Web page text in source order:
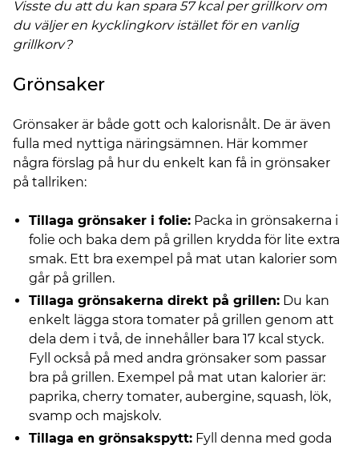
Visste du att du kan spara 57 kcal per grillkorv om
du väljer en kycklingkorv istället för en vanlig
grillkorv?
Grönsaker
Grönsaker är både gott och kalorisnålt. De är även
fulla med nyttiga näringsämnen. Här kommer
några förslag på hur du enkelt kan få in grönsaker
på tallriken:
Tillaga grönsaker i folie: Packa in grönsakerna i
folie och baka dem på grillen krydda för lite extra
smak. Ett bra exempel på mat utan kalorier som
går på grillen.
Tillaga grönsakerna direkt på grillen: Du kan
enkelt lägga stora tomater på grillen genom att
dela dem i två, de innehåller bara 17 kcal styck.
Fyll också på med andra grönsaker som passar
bra på grillen. Exempel på mat utan kalorier är:
paprika, cherry tomater, aubergine, squash, lök,
svamp och majskolv.
Tillaga en grönsakspytt: Fyll denna med goda